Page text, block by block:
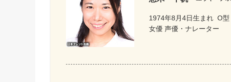
1974年8月4日生まれ O型
女優 声優・ナレーター